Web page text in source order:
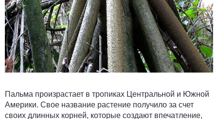
Пальма произрастает в тропиках Центральной и Южной
Америки. Свое название растение получило за счет
своих длинных корней, которые создают впечатление,